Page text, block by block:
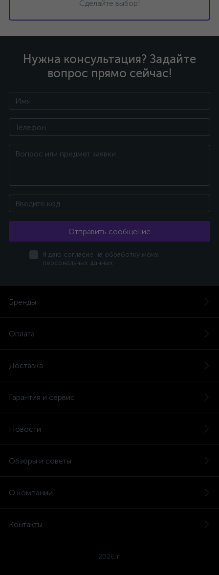
Сделайте выбор!
Нужна консультация? Задайте
вопрос прямо сейчас!
Отправить сообщение
Я даю согласие на обработку моих
персональных данных
Бренды
Оплата
Доставка
Гарантия и сервис
Новости
Обзоры и советы
О компании
Контакты
2026 г.